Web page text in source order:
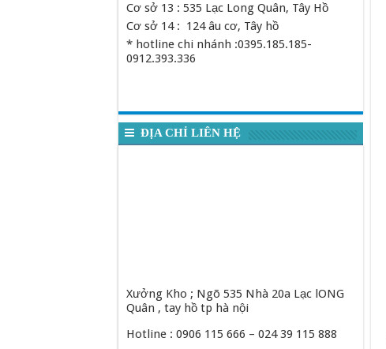
Cơ sở 13 : 535 Lạc Long Quân, Tây Hồ
Cơ sở 14 : 124 âu cơ, Tây hồ
* hotline chi nhánh :0395.185.185-
0912.393.336
ĐỊA CHỈ LIÊN HỆ
Xưởng Kho ; Ngõ 535 Nhà 20a Lạc lONG
Quân , tay hồ tp hà nội
Hotline : 0906 115 666 – 024 39 115 888